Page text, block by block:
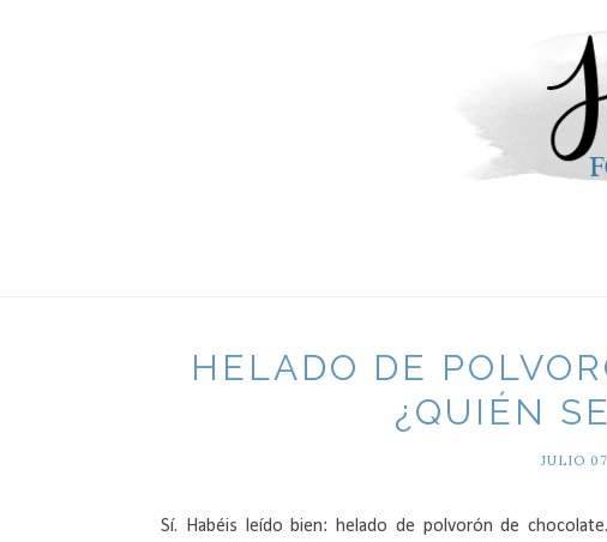
HELADO DE
¿QUIÉN
JULIO
Sí. Habéis leído bien: helado de polvorón de